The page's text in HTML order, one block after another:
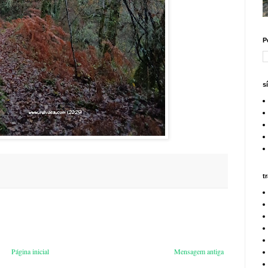
Mensagem antiga
Página inicial